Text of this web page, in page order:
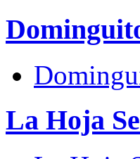
La Hoja